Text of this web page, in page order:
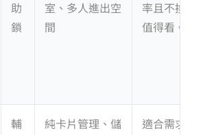
助
鎖
室、多人進出空
間
率且不換門
值得看。
輔
純卡片管理、儲
適合需求極